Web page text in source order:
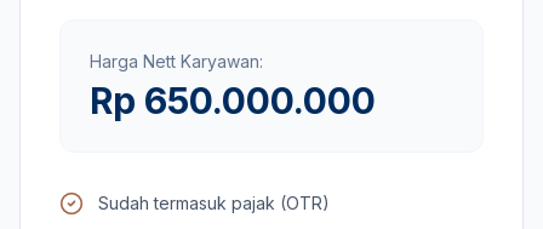
Harga Nett Karyawan:
Rp 650.000.000
Sudah termasuk pajak (OTR)